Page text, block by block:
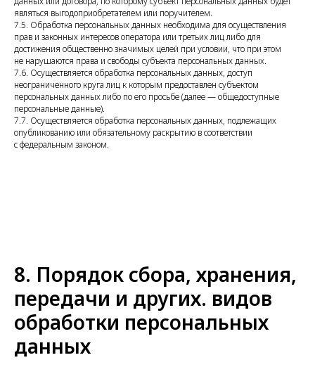
являться выгодоприобретателем или поручителем.
7.5. Обработка персональных данных необходима для осуществления
прав и законных интересов оператора или третьих лиц либо для
достижения общественно значимых целей при условии, что при этом
не нарушаются права и свободы субъекта персональных данных.
7.6. Осуществляется обработка персональных данных, доступ
неограниченного круга лиц к которым предоставлен субъектом
персональных данных либо по его просьбе (далее — общедоступные
персональные данные).
7.7. Осуществляется обработка персональных данных, подлежащих
опубликованию или обязательному раскрытию в соответствии
с федеральным законом.
8. Порядок сбора, хранения,
передачи и других. видов
обработки персональных
данных